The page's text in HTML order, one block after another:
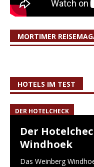
MORTIMER
HOTELS IM TEST
DER HOTELCHECK
Der
Windhoek
Das Weinberg